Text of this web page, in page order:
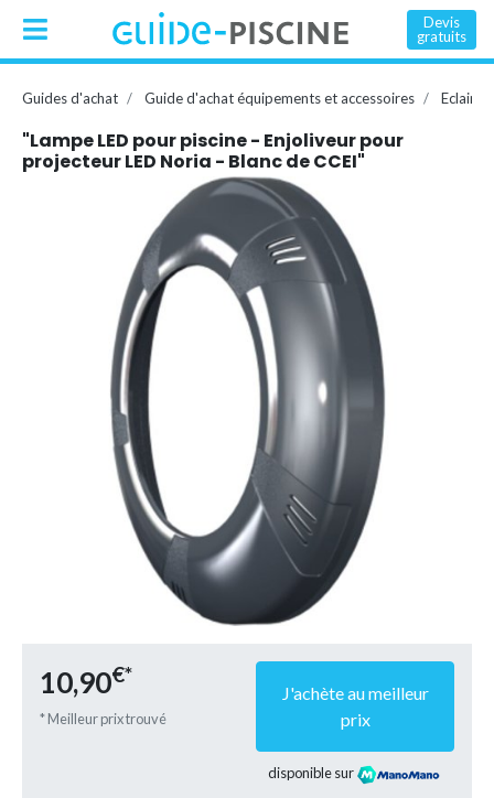
Devis
gratuits
Guides d'achat Guide d'achat équipements et accessoires
"Lampe LED pour piscine - Enjoliveur pour
projecteur LED Noria - Blanc de CCEI"
10,90€*
* Meilleur prix trouvé
J'achète au meilleur
prix
disponible sur